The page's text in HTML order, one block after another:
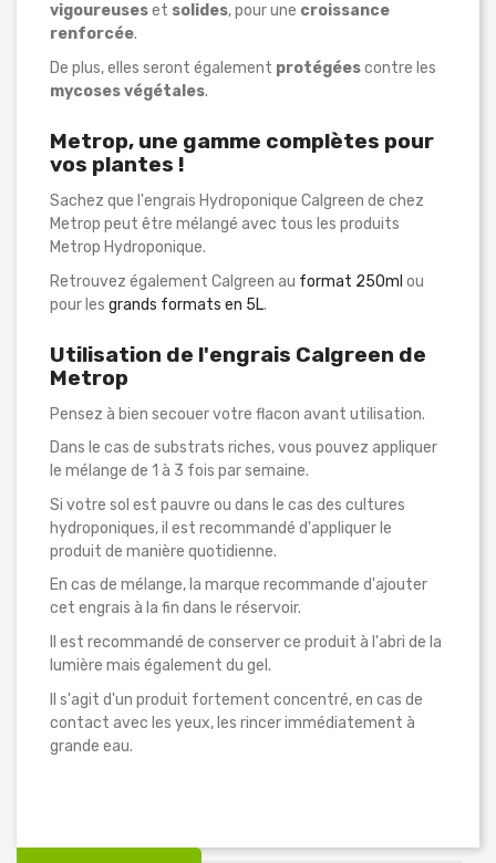
vigoureuseset solides, pour une croissance
renforcée.
De plus, elles seront également protégéescontre les
mycosesvégétales.
Metrop, une gamme complètes pour
vos plantes !
Sachez que l'engrais Hydroponique Calgreen de chez
Metrop peut être mélangé avec tous les produits
Metrop Hydroponique.
Retrouvez également Calgreen au format 250ml ou
pour les grands formats en 5L.
Utilisation de l'engrais Calgreen de
Metrop
Pensez à bien secouer votre flacon avant utilisation.
Dans le cas de substrats riches, vous pouvez appliquer
le mélange de 1 à 3 fois par semaine.
Si votre sol est pauvre ou dans le cas des cultures
hydroponiques, il est recommandé d'appliquer le
produit de manière quotidienne.
En cas de mélange, la marque recommande d'ajouter
cet engrais à la fin dans le réservoir.
Il est recommandé de conserver ce produit à l'abri de la
lumière mais également du gel.
Il s'agit d'un produit fortement concentré, en cas de
contact avec les yeux, les rincer immédiatement à
grande eau.